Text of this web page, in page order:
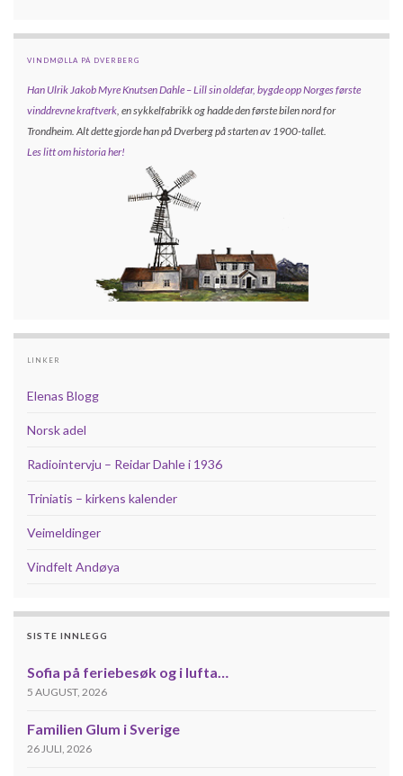
VINDMØLLA PÅ DVERBERG
Han Ulrik Jakob Myre Knutsen Dahle – Lill sin oldefar, bygde oppNorges første
vinddrevne kraftverk , en sykkelfabrikk og hadde den første bilen nord for
Trondheim. Alt dette gjorde han på Dverberg på starten av 1900-tallet.
Les litt om historia her!
LINKER
Elenas Blogg
Norsk adel
Radiointervju – Reidar Dahle i 1936
Triniatis – kirkens kalender
Veimeldinger
Vindfelt Andøya
SISTE INNLEGG
Sofia på feriebesøk og i lufta…
5 AUGUST, 2026
Familien Glum i Sverige
26 JULI, 2026